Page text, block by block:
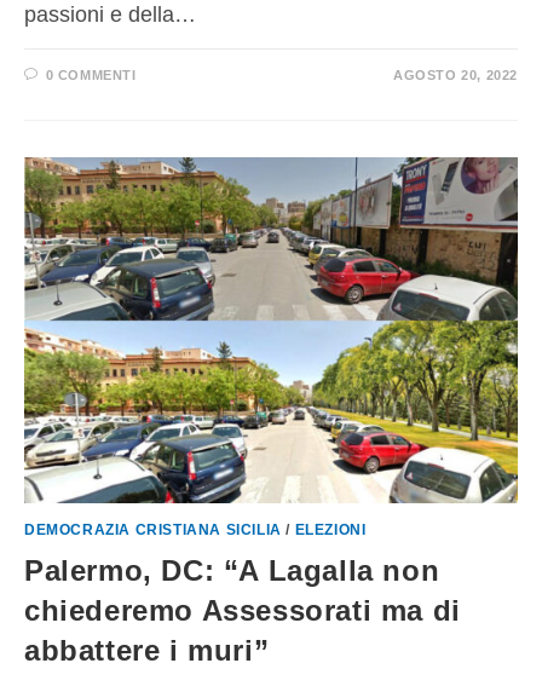
passioni e della…
0 COMMENTI AGOSTO 20, 2022
DEMOCRAZIA CRISTIANA SICILIA / ELEZIONI
Palermo, DC: “A Lagalla non
chiederemo Assessorati ma di
abbattere i muri”